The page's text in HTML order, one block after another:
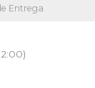
Entrega